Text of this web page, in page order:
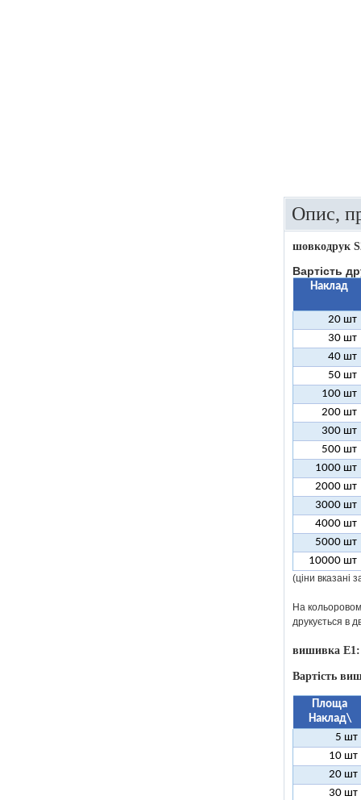
Опис,
шовкодрук
Вартість
Наклад
20 шт
30 шт
40 шт
50 шт
100 шт
200 шт
300 шт
500 шт
1000 шт
2000 шт
3000 шт
4000 шт
5000 шт
10000 шт
(ціни вказані
На
друкується в
вишивка E1:
Вартість
Площа
Наклад\
5 шт
10 шт
20 шт
30 шт